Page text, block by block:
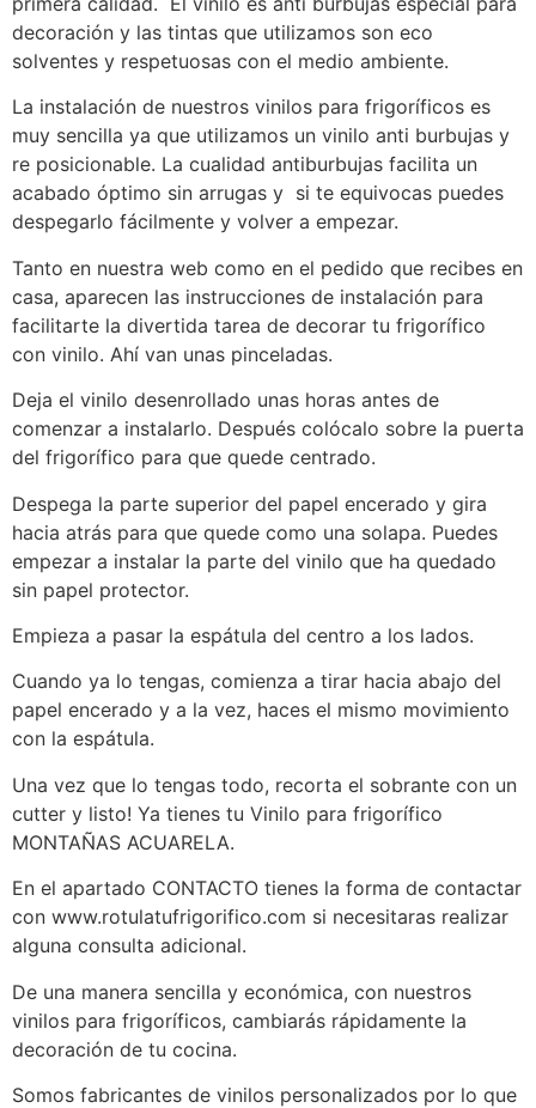
decoración y las tintas que utilizamos son eco
solventes y respetuosas con el medio ambiente.
La instalación de nuestros vinilos para frigoríficos es
muy sencilla ya que utilizamos un vinilo anti burbujas y
re posicionable. La cualidad antiburbujas facilita un
acabado óptimo sin arrugas y si te equivocas puedes
despegarlo fácilmente y volver a empezar.
Tanto en nuestra web como en el pedido que recibes en
casa, aparecen las instrucciones de instalación para
facilitarte la divertida tarea de decorar tu frigorífico
con vinilo. Ahí van unas pinceladas.
Deja el vinilo desenrollado unas horas antes de
comenzar a instalarlo. Después colócalo sobre la puerta
del frigorífico para que quede centrado.
Despega la parte superior del papel encerado y gira
hacia atrás para que quede como una solapa. Puedes
empezar a instalar la parte del vinilo que ha quedado
sin papel protector.
Empieza a pasar la espátula del centro a los lados.
Cuando ya lo tengas, comienza a tirar hacia abajo del
papel encerado y a la vez, haces el mismo movimiento
con la espátula.
Una vez que lo tengas todo, recorta el sobrante con un
cutter y listo! Ya tienes tu Vinilo para frigorífico
MONTAÑAS ACUARELA.
En el apartado CONTACTO tienes la forma de contactar
con www.rotulatufrigorifico.com si necesitaras realizar
alguna consulta adicional.
De una manera sencilla y económica, con nuestros
vinilos para frigoríficos, cambiarás rápidamente la
decoración de tu cocina.
Somos fabricantes de vinilos personalizados por lo que